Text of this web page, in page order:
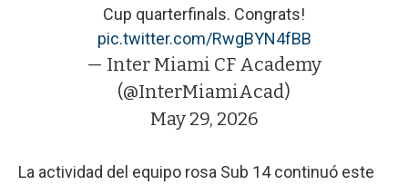
Cup quarterfinals. Congrats!
pic.twitter.com/RwgBYN4fBB
— Inter Miami CF Academy
(@InterMiamiAcad)
May 29, 2026
La actividad del equipo rosa Sub 14 continuó este